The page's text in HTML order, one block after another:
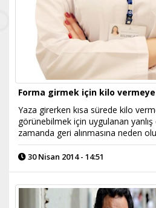
Forma girmek için kilo
Yaza girerken kısa sürede kilo
görünebilmek için uygulanan yanlış
zamanda geri alınmasına neden
30 Nisan 2014 - 14:51